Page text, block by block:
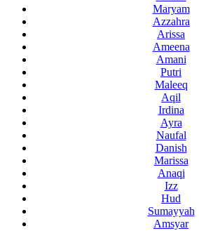
Maryam
Azzahra
Arissa
Ameena
Amani
Putri
Maleeq
Aqil
Irdina
Ayra
Naufal
Danish
Marissa
Anaqi
Izz
Hud
Sumayyah
Amsyar